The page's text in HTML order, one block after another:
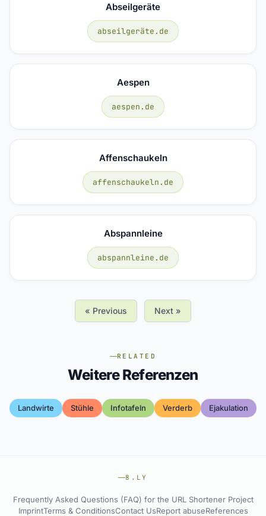
Abseilgeräte
abseilgeräte.de
Aespen
aespen.de
Affenschaukeln
affenschaukeln.de
Abspannleine
abspannleine.de
« Previous Next »
RELATED
Weitere Referenzen
Landwirte Stühle Infotafeln Verderb Ejakulation
8.LY
Frequently Asked Questions (FAQ) for the URL Shortener Project
ImprintTerms & ConditionsContact UsReport abuseReferences